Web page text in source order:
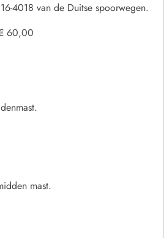
4018 van de Duitse spoorwegen.
60,00
mast.